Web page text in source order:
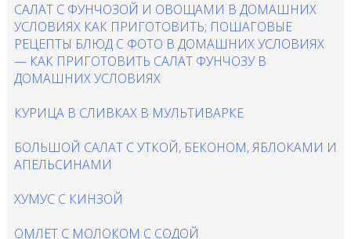
САЛАТ С ФУНЧОЗОЙ И ОВОЩАМИ В ДОМАШНИХ
УСЛОВИЯХ КАК ПРИГОТОВИТЬ; ПОШАГОВЫЕ
РЕЦЕПТЫ БЛЮД С ФОТО В ДОМАШНИХ УСЛОВИЯХ
— КАК ПРИГОТОВИТЬ САЛАТ ФУНЧОЗУ В
ДОМАШНИХ УСЛОВИЯХ
КУРИЦА В СЛИВКАХ В МУЛЬТИВАРКЕ
БОЛЬШОЙ САЛАТ С УТКОЙ, БЕКОНОМ, ЯБЛОКАМИ И
АПЕЛЬСИНАМИ
ХУМУС С КИНЗОЙ
ОМЛЕТ С МОЛОКОМ С СОДОЙ